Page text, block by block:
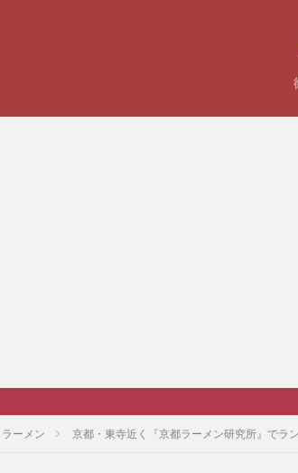
ラーメン 京都・東寺近く『京都ラーメン研究所』でラ